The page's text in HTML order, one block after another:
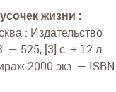
жизни :
: Издательство
525, [3] с. + 12 л.
2000 экз. — ISBN